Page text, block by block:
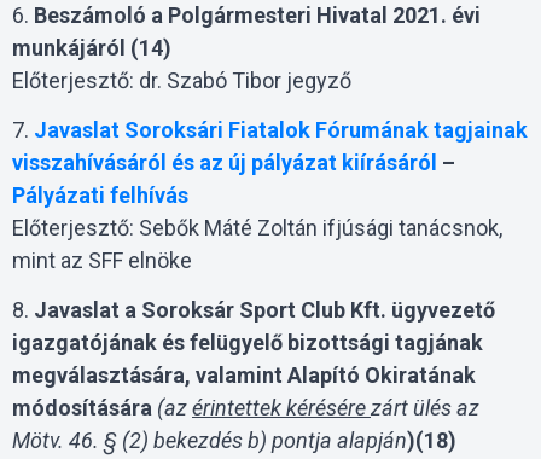
6. Beszámoló a Polgármesteri Hivatal 2021. évi
munkájáról (14)
Előterjesztő: dr. Szabó Tibor jegyző
7. Javaslat Soroksári Fiatalok Fórumának tagjainak
visszahívásáról és az új pályázat kiírásáról –
Pályázati felhívás
Előterjesztő: Sebők Máté Zoltán ifjúsági tanácsnok,
mint az SFF elnöke
8. Javaslat a Soroksár Sport Club Kft. ügyvezető
igazgatójának és felügyelő bizottsági tagjának
megválasztására, valamint Alapító Okiratának
módosítására (azérintettek kérésérezárt ülés az
Mötv. 46. § (2) bekezdés b) pontja alapján)(18)